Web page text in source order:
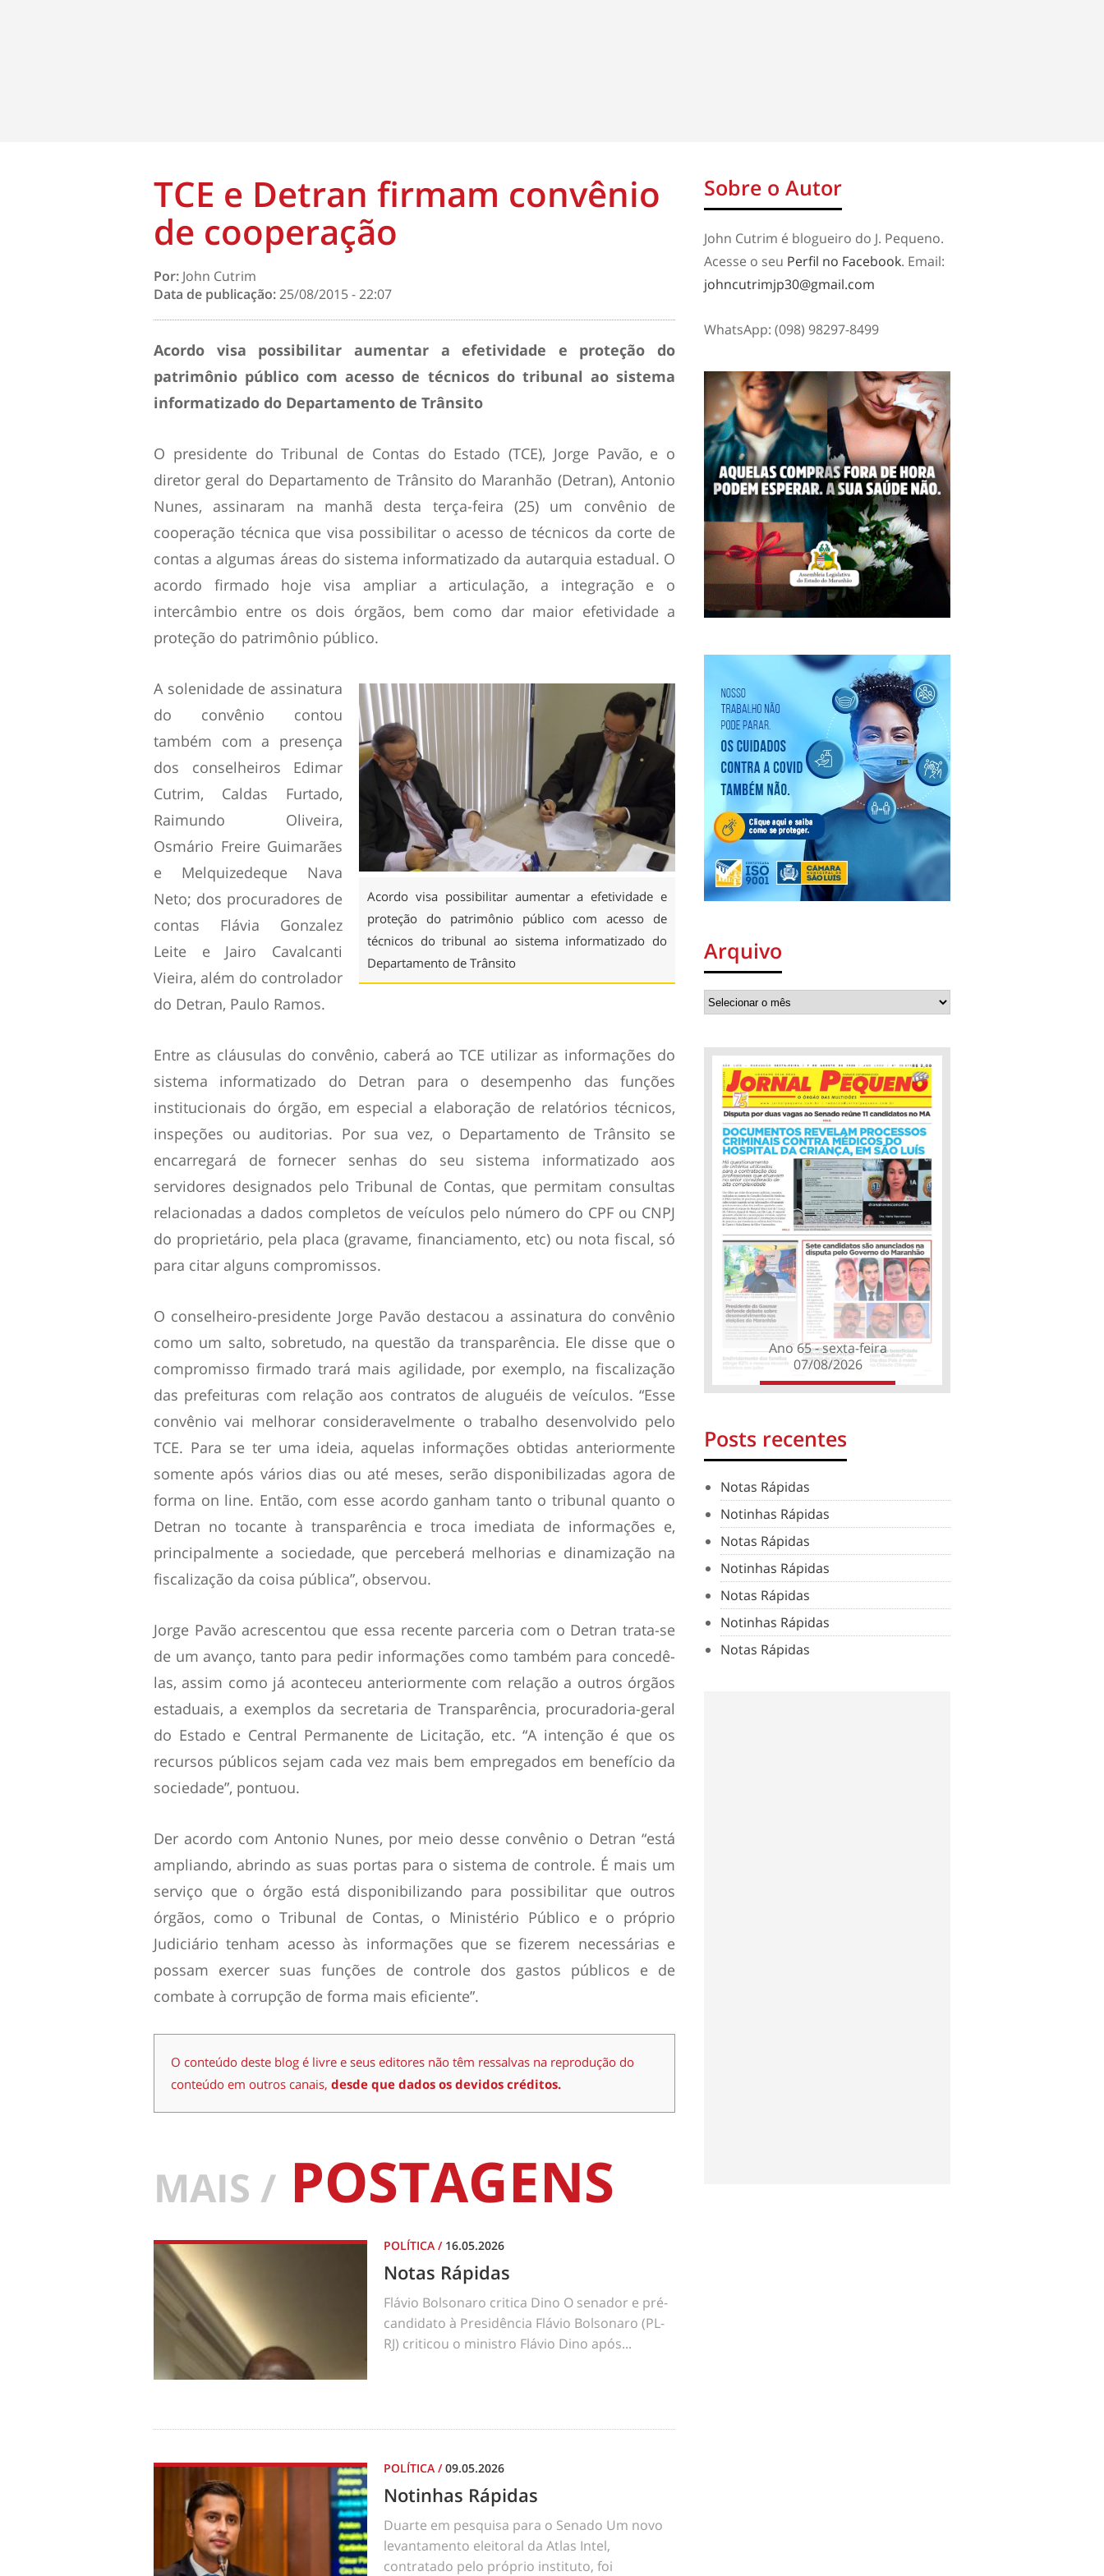
TCE e Detran firmam convênio
de cooperação
Por: John Cutrim
Data de publicação:25/08/2015 - 22:07
Acordo visa possibilitar aumentar a efetividade e proteção do
patrimônio público com acesso de técnicos do tribunal ao sistema
informatizado do Departamento de Trânsito
O presidente do Tribunal de Contas do Estado (TCE), Jorge Pavão, e o
diretor geral do Departamento de Trânsito do Maranhão (Detran), Antonio
Nunes, assinaram na manhã desta terça-feira (25) um convênio de
cooperação técnica que visa possibilitar o acesso de técnicos da corte de
contas a algumas áreas do sistema informatizado da autarquia estadual. O
acordo firmado hoje visa ampliar a articulação, a integração e o
intercâmbio entre os dois órgãos, bem como dar maior efetividade a
proteção do patrimônio público.
Acordo visa possibilitar aumentar a efetividade e
proteção do patrimônio público com acesso de
técnicos do tribunal ao sistema informatizado do
Departamento de Trânsito
A solenidade de assinatura
do convênio contou
também com a presença
dos conselheiros Edimar
Cutrim, Caldas Furtado,
Raimundo Oliveira,
Osmário Freire Guimarães
e Melquizedeque Nava
Neto; dos procuradores de
contas Flávia Gonzalez
Leite e Jairo Cavalcanti
Vieira, além do controlador
do Detran, Paulo Ramos.
Entre as cláusulas do convênio, caberá ao TCE utilizar as informações do
sistema informatizado do Detran para o desempenho das funções
institucionais do órgão, em especial a elaboração de relatórios técnicos,
inspeções ou auditorias. Por sua vez, o Departamento de Trânsito se
encarregará de fornecer senhas do seu sistema informatizado aos
servidores designados pelo Tribunal de Contas, que permitam consultas
relacionadas a dados completos de veículos pelo número do CPF ou CNPJ
do proprietário, pela placa (gravame, financiamento, etc) ou nota fiscal, só
para citar alguns compromissos.
O conselheiro-presidente Jorge Pavão destacou a assinatura do convênio
como um salto, sobretudo, na questão da transparência. Ele disse que o
compromisso firmado trará mais agilidade, por exemplo, na fiscalização
das prefeituras com relação aos contratos de aluguéis de veículos. “Esse
convênio vai melhorar consideravelmente o trabalho desenvolvido pelo
TCE. Para se ter uma ideia, aquelas informações obtidas anteriormente
somente após vários dias ou até meses, serão disponibilizadas agora de
forma on line. Então, com esse acordo ganham tanto o tribunal quanto o
Detran no tocante à transparência e troca imediata de informações e,
principalmente a sociedade, que perceberá melhorias e dinamização na
fiscalização da coisa pública”, observou.
Jorge Pavão acrescentou que essa recente parceria com o Detran trata-se
de um avanço, tanto para pedir informações como também para concedê-
las, assim como já aconteceu anteriormente com relação a outros órgãos
estaduais, a exemplos da secretaria de Transparência, procuradoria-geral
do Estado e Central Permanente de Licitação, etc. “A intenção é que os
recursos públicos sejam cada vez mais bem empregados em benefício da
sociedade”, pontuou.
Der acordo com Antonio Nunes, por meio desse convênio o Detran “está
ampliando, abrindo as suas portas para o sistema de controle. É mais um
serviço que o órgão está disponibilizando para possibilitar que outros
órgãos, como o Tribunal de Contas, o Ministério Público e o próprio
Judiciário tenham acesso às informações que se fizerem necessárias e
possam exercer suas funções de controle dos gastos públicos e de
combate à corrupção de forma mais eficiente”.
O conteúdo deste blog é livre e seus editores não têm ressalvas na reprodução do
conteúdo em outros canais, desde que dados os devidos créditos.
MAIS / POSTAGENS
POLÍTICA / 16.05.2026
Notas Rápidas
Flávio Bolsonaro critica Dino O senador e pré-
candidato à Presidência Flávio Bolsonaro (PL-
RJ) criticou o ministro Flávio Dino após...
POLÍTICA /09.05.2026
Notinhas Rápidas
Duarte em pesquisa para o Senado Um novo
levantamento eleitoral da Atlas Intel,
contratado pelo próprio instituto, foi
Sobre o Autor
John Cutrim é blogueiro do J. Pequeno.
Acesse o seu Perfil no Facebook. Email:
johncutrimjp30@gmail.com
WhatsApp: (098) 98297-8499
Arquivo
Ano 65 - sexta-feira
07/08/2026
Posts recentes
Notas Rápidas
Notinhas Rápidas
Notas Rápidas
Notinhas Rápidas
Notas Rápidas
Notinhas Rápidas
Notas Rápidas